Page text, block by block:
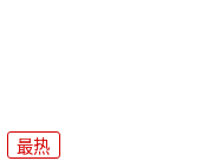
最热